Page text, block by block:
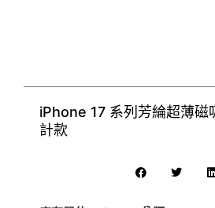
iPhone 17 系列芳綸超薄磁
計款